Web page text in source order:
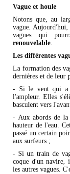
Notons que, au
vague. Aujourd'hui,
vagues qui
renouvelable.
Les différentes
La formation des
dernières et de leur
- Si le vent qui a
l'ampleur. Elles
basculent vers
- Aux abords de la
hauteur de l'eau.
passé un certain
aux surfeurs ;
- Si un train de
coque d'un navire,
les autres vagues.